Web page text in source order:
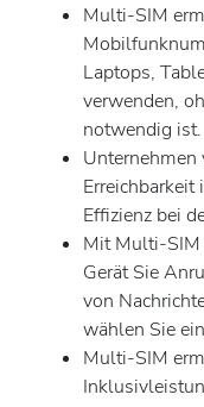
Multi-SIM
Laptops,
verwenden,
notwendig ist.
Effizienz bei
Mit Multi-SIM
Gerät Sie
von
wählen Sie
Multi-SIM